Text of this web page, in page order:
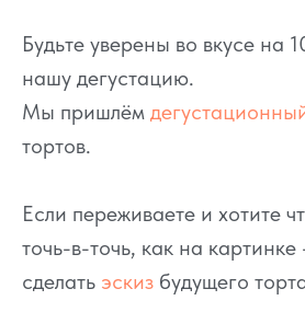
Будьте уверены во вкусе на
нашу дегустацию.
Мы пришлём
тортов.
Если переживаете и хотите
точь-в-точь, как на
сделать эскиз будущего